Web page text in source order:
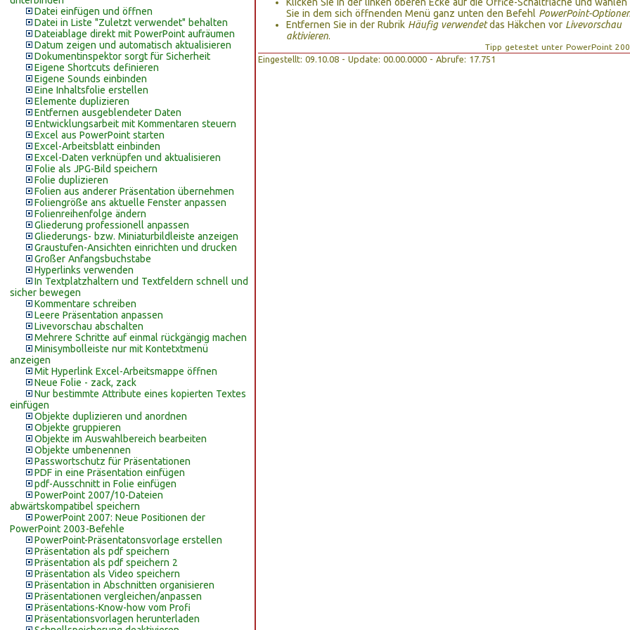
Datei einfügen und öffnen
Datei in Liste "Zuletzt verwendet" behalten
Dateiablage direkt mit PowerPoint aufräumen
Datum zeigen und automatisch aktualisieren
Dokumentinspektor sorgt für Sicherheit
Eigene Shortcuts definieren
Eigene Sounds einbinden
Eine Inhaltsfolie erstellen
Elemente duplizieren
Entfernen ausgeblendeter Daten
Entwicklungsarbeit mit Kommentaren steuern
Excel aus PowerPoint starten
Excel-Arbeitsblatt einbinden
Excel-Daten verknüpfen und aktualisieren
Folie als JPG-Bild speichern
Folie duplizieren
Folien aus anderer Präsentation übernehmen
Foliengröße ans aktuelle Fenster anpassen
Folienreihenfolge ändern
Gliederung professionell anpassen
Gliederungs- bzw. Miniaturbildleiste anzeigen
Graustufen-Ansichten einrichten und drucken
Großer Anfangsbuchstabe
Hyperlinks verwenden
In Textplatzhaltern und Textfeldern schnell und
sicher bewegen
Kommentare schreiben
Leere Präsentation anpassen
Livevorschau abschalten
Mehrere Schritte auf einmal rückgängig machen
Minisymbolleiste nur mit Kontetxtmenü
anzeigen
Mit Hyperlink Excel-Arbeitsmappe öffnen
Neue Folie - zack, zack
Nur bestimmte Attribute eines kopierten Textes
einfügen
Objekte duplizieren und anordnen
Objekte gruppieren
Objekte im Auswahlbereich bearbeiten
Objekte umbenennen
Passwortschutz für Präsentationen
PDF in eine Präsentation einfügen
pdf-Ausschnitt in Folie einfügen
PowerPoint 2007/10-Dateien
abwärtskompatibel speichern
PowerPoint 2007: Neue Positionen der
PowerPoint 2003-Befehle
PowerPoint-Präsentatonsvorlage erstellen
Präsentation als pdf speichern
Präsentation als pdf speichern 2
Präsentation als Video speichern
Präsentation in Abschnitten organisieren
Präsentationen vergleichen/anpassen
Präsentations-Know-how vom Profi
Präsentationsvorlagen herunterladen
Sie in dem sich öffnenden Menü ganz unten den Befehl PowerPoint-
Entfernen Sie in der Rubrik Häufig verwendetdas Häkchen vor Livevorschau
aktivieren.
Tipp getestet unter PowerPoint
Eingestellt: 09.10.08 - Update: 00.00.0000 - Abrufe: 17.751